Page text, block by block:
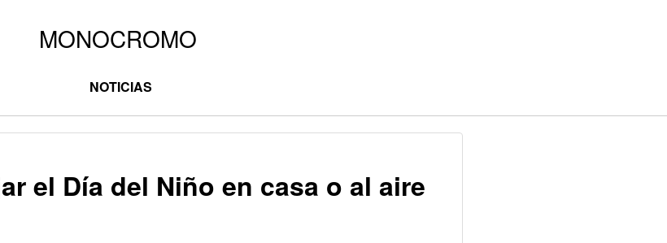
NOTICIAS
el Día del Niño en casa o al aire